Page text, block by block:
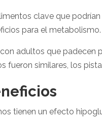
clave que
para el metabolismo.
adultos que
fueron similares, los
tienen un efecto